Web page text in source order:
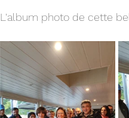
L'album photo de cette